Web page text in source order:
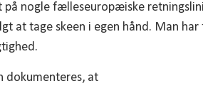
nogle fælleseuropæiske
at tage skeen i egen hånd. Man
dokumenteres, at